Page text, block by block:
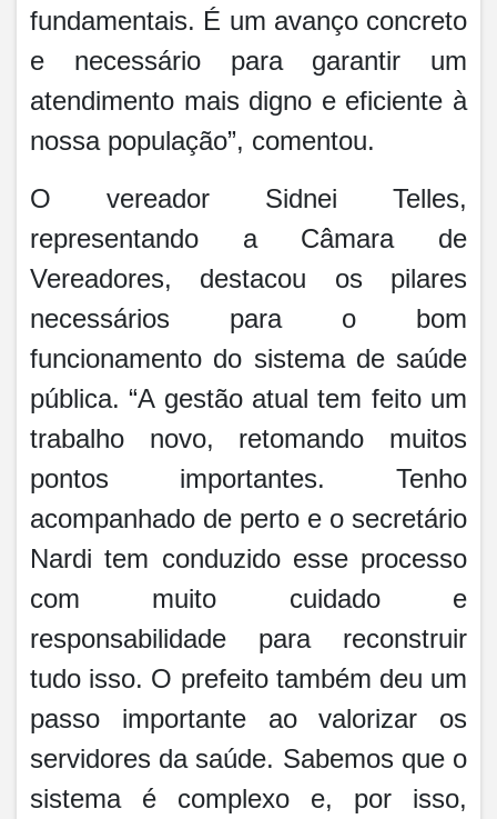
fundamentais. É um avanço concreto
e necessário para garantir um
atendimento mais digno e eficiente à
nossa população”, comentou.
O vereador Sidnei Telles,
representando a Câmara de
Vereadores, destacou os pilares
necessários para o bom
funcionamento do sistema de saúde
pública. “A gestão atual tem feito um
trabalho novo, retomando muitos
pontos importantes. Tenho
acompanhado de perto e o secretário
Nardi tem conduzido esse processo
com muito cuidado e
responsabilidade para reconstruir
tudo isso. O prefeito também deu um
passo importante ao valorizar os
servidores da saúde. Sabemos que o
sistema é complexo e, por isso,